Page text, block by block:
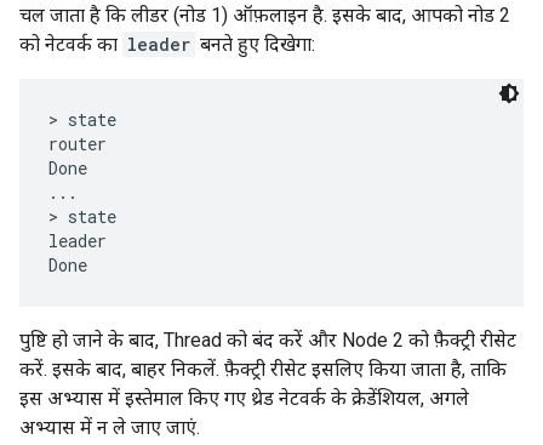
चल जाता है कि लीडर (नोड 1) ऑफ़लाइन है. इसके बाद, आपको नोड 2
को नेटवर्क का leader बनते हुए दिखेगा:
> state
router
Done
...
> state
leader
पुष्टि हो जाने के बाद, Thread को बंद करें और Node 2 को फ़ैक्ट्री रीसेट
करें. इसके बाद, बाहर निकलें. फ़ैक्ट्री रीसेट इसलिए किया जाता है, ताकि
इस अभ्यास में इस्तेमाल किए गए थ्रेड नेटवर्क के क्रेडेंशियल, अगले
अभ्यास में न ले जाए जाएं.